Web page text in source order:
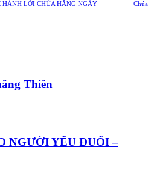
HÀNH LỜI CHÚA HẰNG NGÀY Chúa
Thiên
NGƯỜI YẾU ĐUỐI –